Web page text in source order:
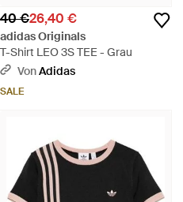
40 €26,40 €
adidas Originals
T-Shirt LEO 3S TEE - Grau
VonAdidas
SALE